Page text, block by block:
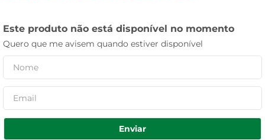
Este produto não está disponível no momento
Quero que me avisem quando estiver disponível
Enviar